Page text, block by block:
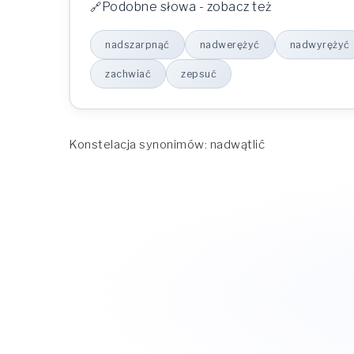
Podobne słowa - zobacz też
nadszarpnąć nadwerężyć nadwyrężyć
zachwiać zepsuć
Konstelacja synonimów: nadwątlić